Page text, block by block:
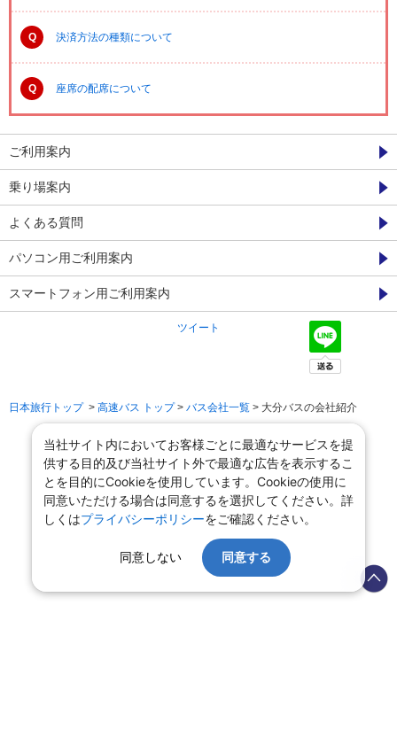
Q 決済方法の種類について
Q 座席の配席について
ご利用案内
乗り場案内
よくある質問
パソコン用ご利用案内
スマートフォン用ご利用案内
ツイート
日本旅行トップ> 高速バス トップ> バス会社一覧 > 大分バスの会社紹介
当社サイト内においてお客様ごとに最適なサービスを提
供する目的及び当社サイト外で最適な広告を表示するこ
とを目的にCookieを使用しています。Cookieの使用に
同意いただける場合は同意するを選択してください。詳
しくはプライバシーポリシーをご確認ください。
同意しない 同意する